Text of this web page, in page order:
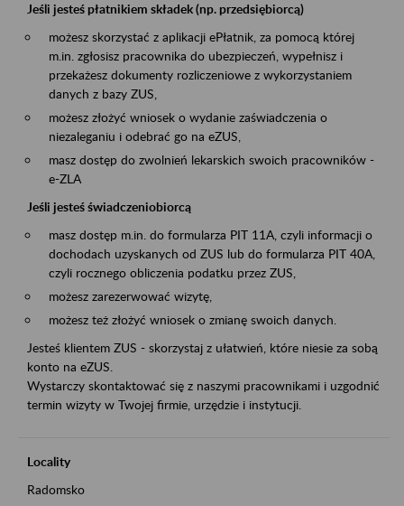
Jeśli jesteś płatnikiem składek (np. przedsiębiorcą)
możesz skorzystać z aplikacji ePłatnik, za pomocą której
m.in. zgłosisz pracownika do ubezpieczeń, wypełnisz i
przekażesz dokumenty rozliczeniowe z wykorzystaniem
danych z bazy ZUS,
możesz złożyć wniosek o wydanie zaświadczenia o
niezaleganiu i odebrać go na eZUS,
masz dostęp do zwolnień lekarskich swoich pracowników -
e-ZLA
Jeśli jesteś świadczeniobiorcą
masz dostęp m.in. do formularza PIT 11A, czyli informacji o
dochodach uzyskanych od ZUS lub do formularza PIT 40A,
czyli rocznego obliczenia podatku przez ZUS,
możesz zarezerwować wizytę,
możesz też złożyć wniosek o zmianę swoich danych.
Jesteś klientem ZUS - skorzystaj z ułatwień, które niesie za sobą
konto na eZUS.
Wystarczy skontaktować się z naszymi pracownikami i uzgodnić
termin wizyty w Twojej firmie, urzędzie i instytucji.
Locality
Radomsko